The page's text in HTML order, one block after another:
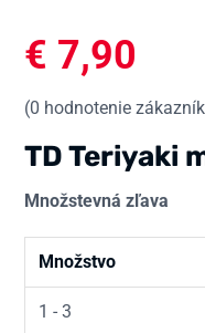
€ 7,90
(0 hodnotenie
TD Teriyaki
Množstevná zľava
Množstvo
1 - 3